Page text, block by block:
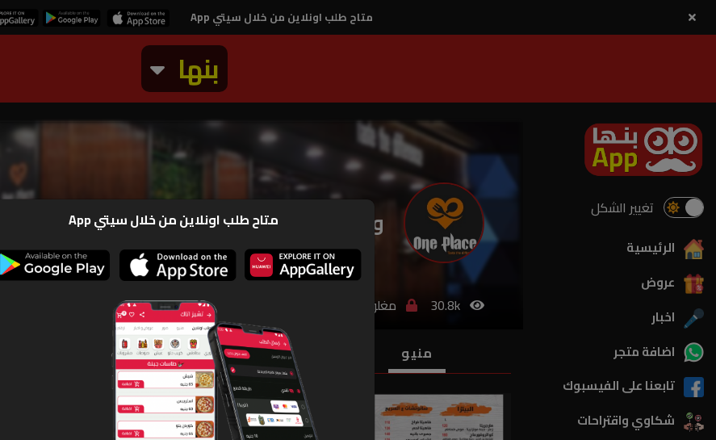
متاح طلب اونلاين من خلال سيتي App
بنها
تغيير الشكل
الرئيسية
عروض
اخبار
اضافة متجر
تابعنا على الفيسبوك
شكاوي واقتراحات
ون بليس
30.8k مغلق
منيو
صور
متاح طلب اونلاين من خلال سيتي App